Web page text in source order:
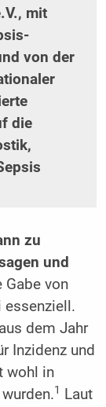
mit
von der
die
zu
und
Gabe von
essenziell.
dem Jahr
Inzidenz und
wohl in
1
Laut